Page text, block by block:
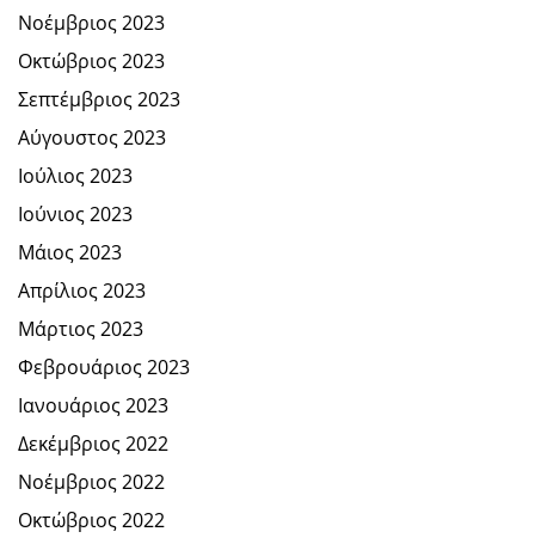
Νοέμβριος 2023
Οκτώβριος 2023
Σεπτέμβριος 2023
Αύγουστος 2023
Ιούλιος 2023
Ιούνιος 2023
Μάιος 2023
Απρίλιος 2023
Μάρτιος 2023
Φεβρουάριος 2023
Ιανουάριος 2023
Δεκέμβριος 2022
Νοέμβριος 2022
Οκτώβριος 2022